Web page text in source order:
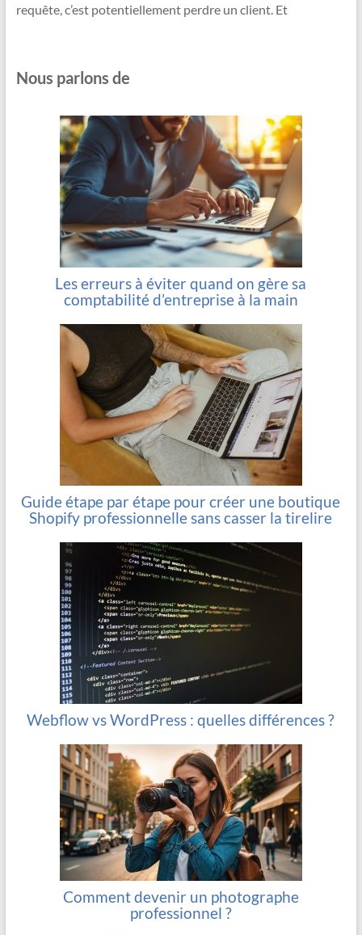
requête, c’est potentiellement perdre un client. Et
Nous parlons de
Les erreurs à éviter quand on gère sa
comptabilité d’entreprise à la main
Guide étape par étape pour créer une boutique
Shopify professionnelle sans casser la tirelire
Webflow vs WordPress : quelles différences ?
Comment devenir un photographe
professionnel ?